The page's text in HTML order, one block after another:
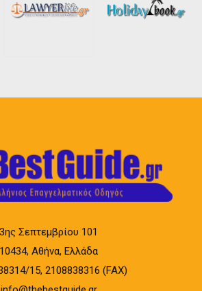
3ης Σεπτεμβρίου 101
10434, Αθήνα, Ελλάδα
15, 2108838316 (FAX)